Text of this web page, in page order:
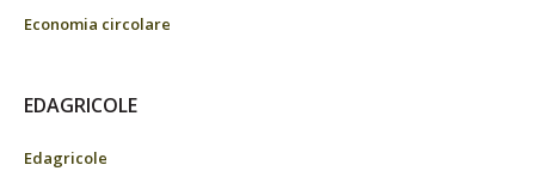
Economia circolare
EDAGRICOLE
Edagricole